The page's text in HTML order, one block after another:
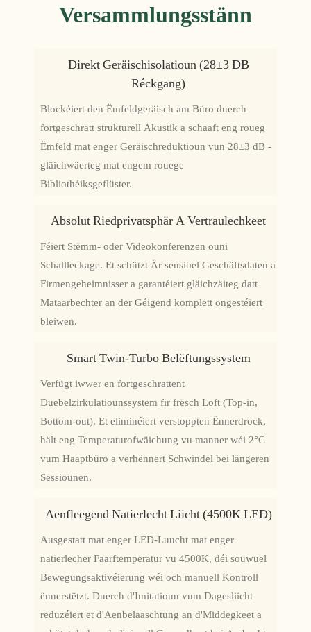
Versammlungsstänn
Direkt Geräischisolatioun (28±3 DB
Réckgang)
Blockéiert den Ëmfeldgeräisch am Büro duerch
fortgeschratt strukturell Akustik a schaaft eng roueg
Ëmfeld mat enger Geräischreduktioun vun 28±3 dB -
gläichwäerteg mat engem rouege
Bibliothéiksgeflüster.
Absolut Riedprivatsphär A Vertraulechkeet
Féiert Stëmm- oder Videokonferenzen ouni
Schallleckage. Et schützt Är sensibel Geschäftsdaten a
Firmengeheimnisser a garantéiert gläichzäiteg datt
Mataarbechter an der Géigend komplett ongestéiert
bleiwen.
Smart Twin-Turbo Belëftungssystem
Verfügt iwwer en fortgeschrattent
Duebelzirkulatiounssystem fir frësch Loft (Top-in,
Bottom-out). Et eliminéiert verstoppten Ënnerdrock,
hält eng Temperaturofwäichung vu manner wéi 2°C
vum Haaptbüro a verhënnert Schwindel bei längeren
Sessiounen.
Aenfleegend Natierlecht Liicht (4500K LED)
Ausgestatt mat enger LED-Luucht mat enger
natierlecher Faarftemperatur vu 4500K, déi souwuel
Bewegungsaktivéierung wéi och manuell Kontroll
ënnerstëtzt. Duerch d'Imitatioun vum Dagesliicht
reduzéiert et d'Aenbelaaschtung an d'Middegkeet a